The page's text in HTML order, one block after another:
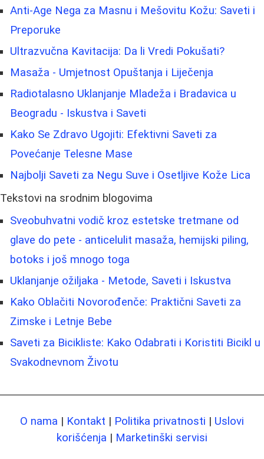
Anti-Age Nega za Masnu i Mešovitu Kožu: Saveti i
Preporuke
Ultrazvučna Kavitacija: Da li Vredi Pokušati?
Masaža - Umjetnost Opuštanja i Liječenja
Radiotalasno Uklanjanje Mladeža i Bradavica u
Beogradu - Iskustva i Saveti
Kako Se Zdravo Ugojiti: Efektivni Saveti za
Povećanje Telesne Mase
Najbolji Saveti za Negu Suve i Osetljive Kože Lica
Tekstovi na srodnim blogovima
Sveobuhvatni vodič kroz estetske tretmane od
glave do pete - anticelulit masaža, hemijski piling,
botoks i još mnogo toga
Uklanjanje ožiljaka - Metode, Saveti i Iskustva
Kako Oblačiti Novorođenče: Praktični Saveti za
Zimske i Letnje Bebe
Saveti za Bicikliste: Kako Odabrati i Koristiti Bicikl u
Svakodnevnom Životu
O nama | Kontakt | Politika privatnosti | Uslovi
korišćenja | Marketinški servisi